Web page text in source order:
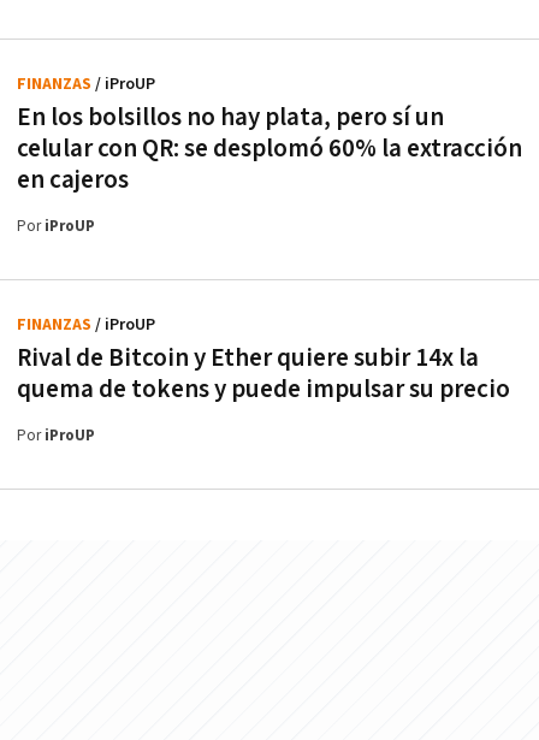
En los bolsillos no hay plata, pero sí un
celular con QR: se desplomó 60% la extracción
en cajeros
FINANZAS / iProUP
PoriProUP
Rival de Bitcoin y Ether quiere subir 14x la
quema de tokens y puede impulsar su precio
FINANZAS / iProUP
PoriProUP